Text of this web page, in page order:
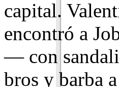
capital.
encontró a
— con
bros y barba